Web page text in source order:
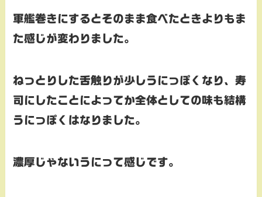
軍艦巻きにするとそのまま食べたときよりもま
た感じが変わりました。
ねっとりした舌触りが少しうにっぽくなり、寿
司にしたことによってか全体としての味も結構
うにっぽくはなりました。
濃厚じゃないうにって感じです。